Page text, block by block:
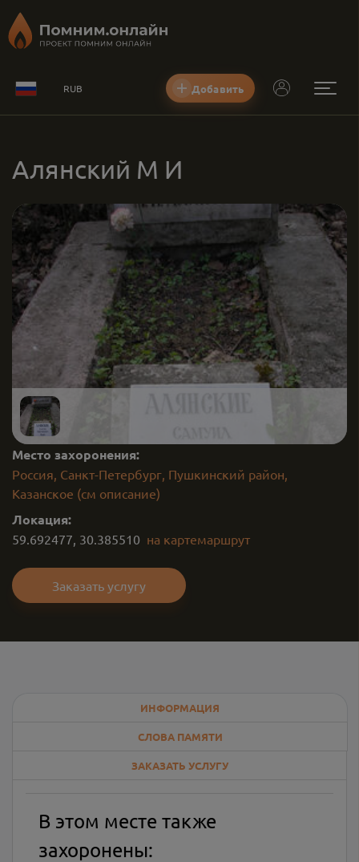
RUB Добавить
Алянский М И
Место захоронения:
Россия, Санкт-Петербург, Пушкинский район,
Казанское (см описание)
Локация:
59.692477, 30.385510 на картемаршрут
Заказать услугу
ИНФОРМАЦИЯ
СЛОВА ПАМЯТИ
ЗАКАЗАТЬ УСЛУГУ
В этом месте также
захоронены: